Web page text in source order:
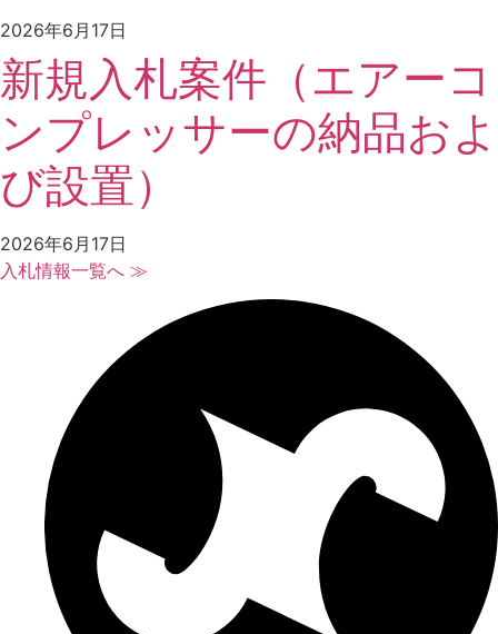
2026年6月17日
新規入札案件（エアーコ
ンプレッサーの納品およ
び設置）
2026年6月17日
入札情報一覧へ ≫